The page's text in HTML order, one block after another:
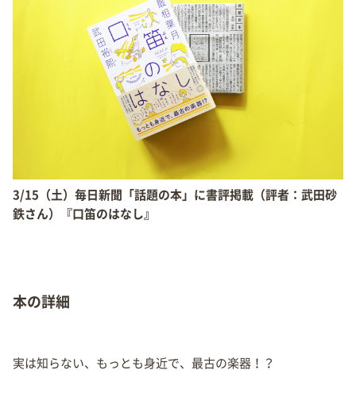
3/15（土）毎日新聞「話題の本」に書評掲載（評者：武田砂
鉄さん）『口笛のはなし』
本の詳細
実は知らない、もっとも身近で、最古の楽器！？